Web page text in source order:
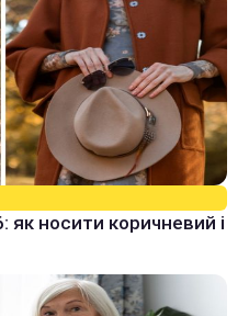
як носити коричневий і